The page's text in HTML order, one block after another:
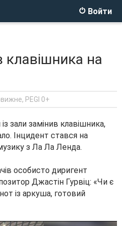
Войти
клавішника на
, PEGI 0+
зали замінив клавішника,
Інцидент стався на
з Ла Ла Ленда.
особисто диригент
Джастін Гурвіц: «Чи є
із аркуша, готовий